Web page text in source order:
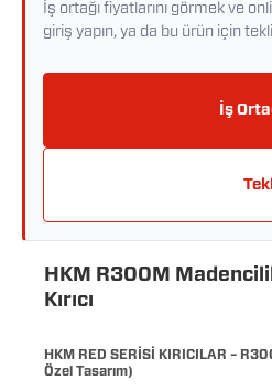
İş ortağı fiyatlarını görmek ve
giriş yapın, ya da bu ürün için
İş
HKM R300M
Kırıcı
HKM RED SERİSİ KIRICILAR –
Özel Tasarım)